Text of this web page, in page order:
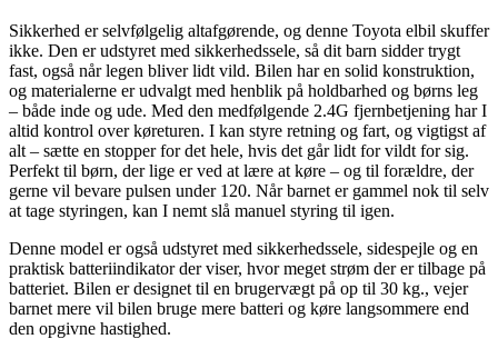
Sikkerhed er selvfølgelig altafgørende, og denne Toyota elbil skuffer
ikke. Den er udstyret med sikkerhedssele, så dit barn sidder trygt
fast, også når legen bliver lidt vild. Bilen har en solid konstruktion,
og materialerne er udvalgt med henblik på holdbarhed og børns leg
– både inde og ude. Med den medfølgende 2.4G fjernbetjening har I
altid kontrol over køreturen. I kan styre retning og fart, og vigtigst af
alt – sætte en stopper for det hele, hvis det går lidt for vildt for sig.
Perfekt til børn, der lige er ved at lære at køre – og til forældre, der
gerne vil bevare pulsen under 120. Når barnet er gammel nok til selv
at tage styringen, kan I nemt slå manuel styring til igen.
Denne model er også udstyret med sikkerhedssele, sidespejle og en
praktisk batteriindikator der viser, hvor meget strøm der er tilbage på
batteriet. Bilen er designet til en brugervægt på op til 30 kg., vejer
barnet mere vil bilen bruge mere batteri og køre langsommere end
den opgivne hastighed.